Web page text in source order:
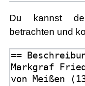
Du kannst
betrachten und